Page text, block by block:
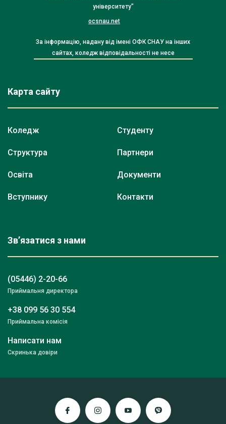
університету"
ocsnau.net
За інформацію, надану від імені ОФК СНАУ на інших
сайтах, коледж відповідальності не несе
Карта сайту
Коледж
Структура
Освіта
Вступнику
Студенту
Партнери
Документи
Контакти
Зв’язатися з нами
(05446) 2-20-66
Приймальня директора
+38 099 56 30 554
Приймальна комісія
Написати нам
Скринька довіри